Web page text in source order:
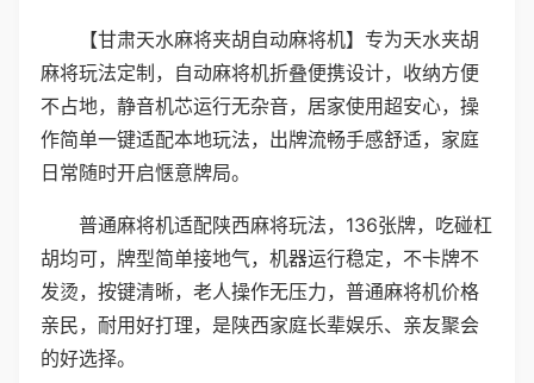
【甘肃天水麻将夹胡自动麻将机】专为天水夹胡
麻将玩法定制，自动麻将机折叠便携设计，收纳方便
不占地，静音机芯运行无杂音，居家使用超安心，操
作简单一键适配本地玩法，出牌流畅手感舒适，家庭
日常随时开启惬意牌局。
普通麻将机适配陕西麻将玩法，136张牌，吃碰杠
胡均可，牌型简单接地气，机器运行稳定，不卡牌不
发烫，按键清晰，老人操作无压力，普通麻将机价格
亲民，耐用好打理，是陕西家庭长辈娱乐、亲友聚会
的好选择。